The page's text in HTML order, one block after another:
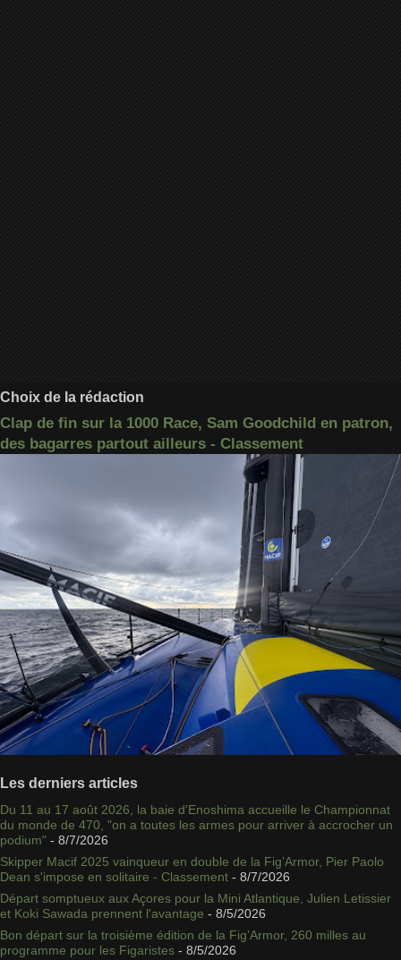
Choix de la rédaction
Clap de fin sur la 1000 Race, Sam Goodchild en patron,
des bagarres partout ailleurs - Classement
Les derniers articles
Du 11 au 17 août 2026, la baie d'Enoshima accueille le Championnat
du monde de 470, "on a toutes les armes pour arriver à accrocher un
podium" - 8/7/2026
Skipper Macif 2025 vainqueur en double de la Fig’Armor, Pier Paolo
Dean s'impose en solitaire - Classement - 8/7/2026
Départ somptueux aux Açores pour la Mini Atlantique, Julien Letissier
et Koki Sawada prennent l'avantage - 8/5/2026
Bon départ sur la troisième édition de la Fig’Armor, 260 milles au
programme pour les Figaristes - 8/5/2026